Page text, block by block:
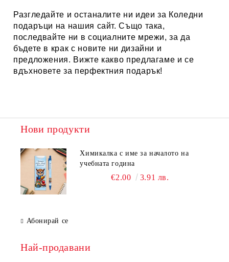
Разгледайте и останалите ни идеи за Коледни
подаръци на нашия сайт. Също така,
последвайте ни в социалните мрежи, за да
бъдете в крак с новите ни дизайни и
предложения. Вижте какво предлагаме и се
вдъхновете за перфектния подарък!
Нови продукти
Химикалка с име за началото на
учебната година
€2.00 3.91 лв.
Абонирай се
Най-продавани